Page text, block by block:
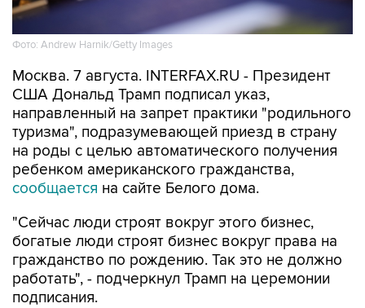
Фото: Andrew Harnik/Getty Images
Москва. 7 августа. INTERFAX.RU - Президент
США Дональд Трамп подписал указ,
направленный на запрет практики "родильного
туризма", подразумевающей приезд в страну
на роды с целью автоматического получения
ребенком американского гражданства,
сообщается на сайте Белого дома.
"Сейчас люди строят вокруг этого бизнес,
богатые люди строят бизнес вокруг права на
гражданство по рождению. Так это не должно
работать", - подчеркнул Трамп на церемонии
подписания.